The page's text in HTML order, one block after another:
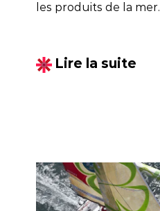
les produits de la mer.
Lire la suite